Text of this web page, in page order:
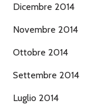
Dicembre 2014
Novembre 2014
Ottobre 2014
Settembre 2014
Luglio 2014